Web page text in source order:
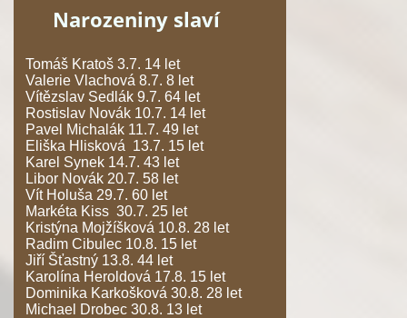
Narozeniny slaví
Tomáš Kratoš 3.7. 14 let
Valerie Vlachová 8.7. 8 let
Vítězslav Sedlák 9.7. 64 let
Rostislav Novák 10.7. 14 let
Pavel Michalák 11.7. 49 let
Eliška Hlisková 13.7. 15 let
Karel Synek 14.7. 43 let
Libor Novák 20.7. 58 let
Vít Holuša 29.7. 60 let
Markéta Kiss 30.7. 25 let
Kristýna Mojžíšková 10.8. 28 let
Radim Cibulec 10.8. 15 let
Jiří Šťastný 13.8. 44 let
Karolína Heroldová 17.8. 15 let
Dominika Karkošková 30.8. 28 let
Michael Drobec 30.8. 13 let